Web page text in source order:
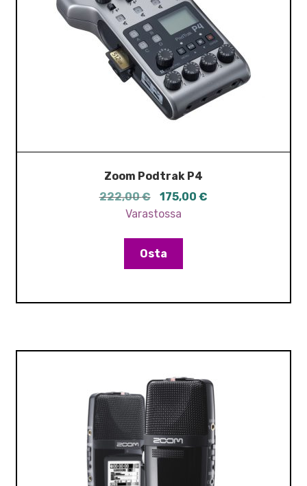
Zoom Podtrak P4
222,00€
Alkuperäinen
hinta
222,00 €.
175,00€
Varastossa
Osta